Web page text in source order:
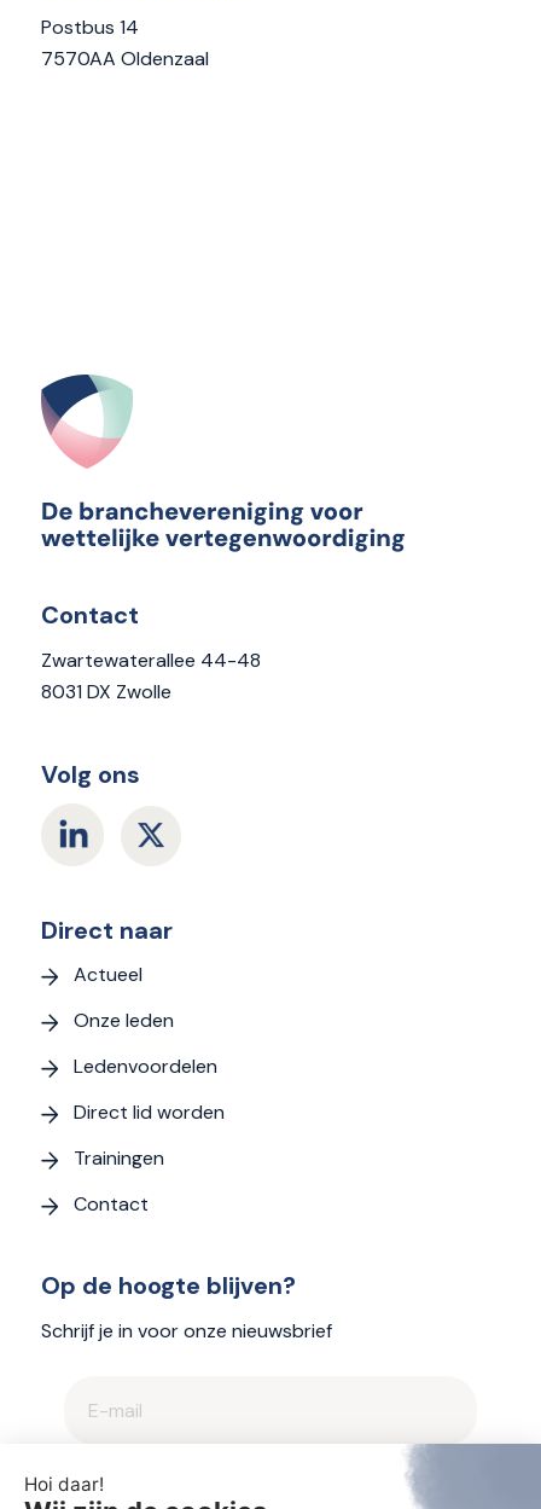
Postbus 14
7570AA Oldenzaal
Contact
Zwartewaterallee 44-48
8031 DX Zwolle
Volg ons
Direct naar
Actueel
Onze leden
Ledenvoordelen
Direct lid worden
Trainingen
Contact
Op de hoogte blijven?
Schrijf je in voor onze nieuwsbrief